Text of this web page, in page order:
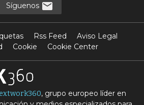
Síguenos
Rss Feed
Aviso Legal
Cookie Cookie Center
, grupo europeo líder en